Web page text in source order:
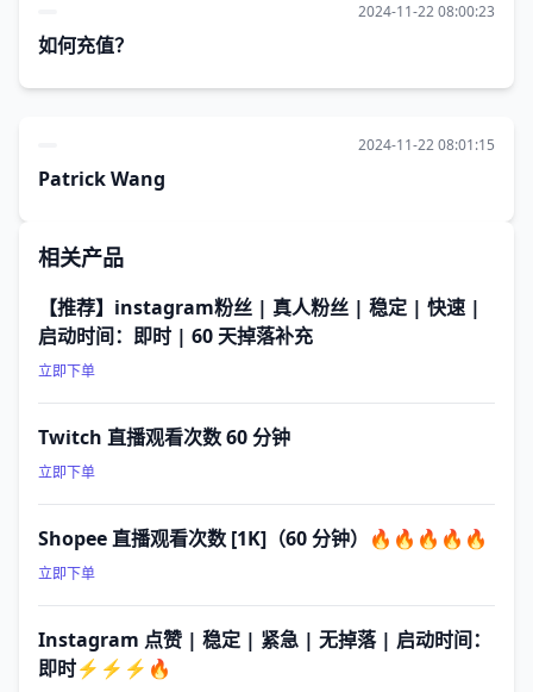
2024-11-22 08:00:23
如何充值？
2024-11-22 08:01:15
Patrick Wang
相关产品
【推荐】instagram粉丝 | 真人粉丝 | 稳定 | 快速 |
启动时间：即时 | 60 天掉落补充
立即下单
Twitch 直播观看次数 60 分钟
立即下单
Shopee 直播观看次数 [1K]（60 分钟）🔥🔥🔥🔥🔥
立即下单
Instagram 点赞 | 稳定 | 紧急 | 无掉落 | 启动时间：
即时⚡⚡⚡🔥